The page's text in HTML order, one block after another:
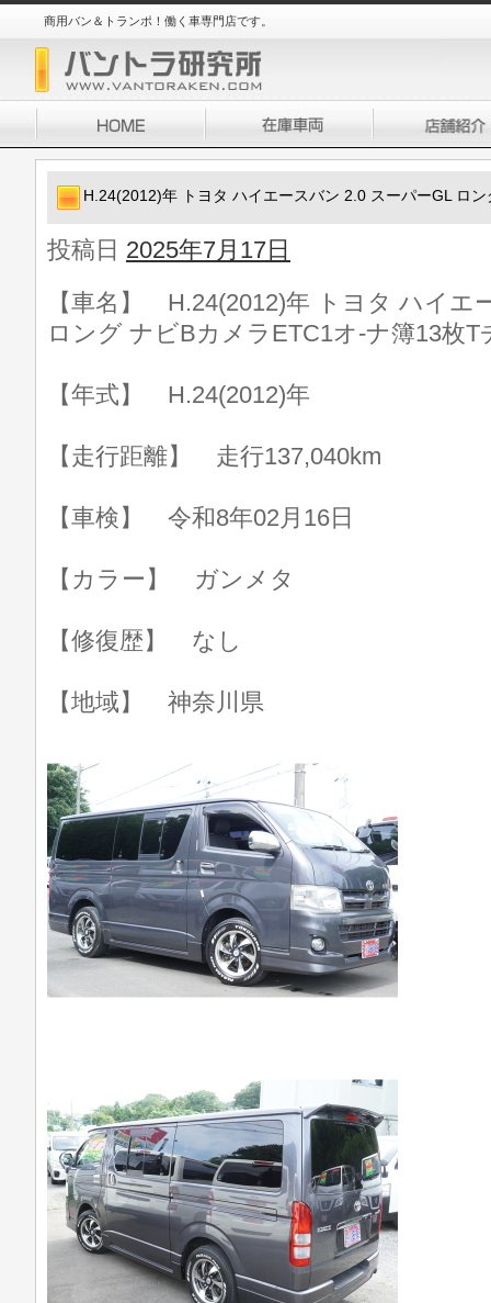
商用バン＆トランポ！働く車専門店です。
H.24(2012)年 トヨタ ハイエースバン 2.0 スーパーGL ロ
投稿日 2025年7月17日
【車名】 H.24(2012)年 トヨタ ハイエ
ロング ナビBカメラETC1オ-ナ簿13枚T
【年式】 H.24(2012)年
【走行距離】 走行137,040km
【車検】 令和8年02月16日
【カラー】 ガンメタ
【修復歴】 なし
【地域】 神奈川県